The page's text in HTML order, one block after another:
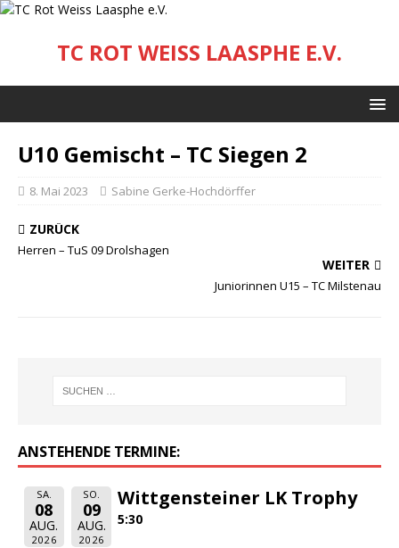
TC ROT WEISS LAASPHE E.V.
U10 Gemischt – TC Siegen 2
8. Mai 2023 Sabine Gerke-Hochdörffer
ZURÜCK
Herren – TuS 09 Drolshagen
WEITER
Juniorinnen U15 – TC Milstenau
ANSTEHENDE TERMINE:
SA.
08
AUG.
2026
SO.
09
AUG.
2026
Wittgensteiner LK Trophy
5:30